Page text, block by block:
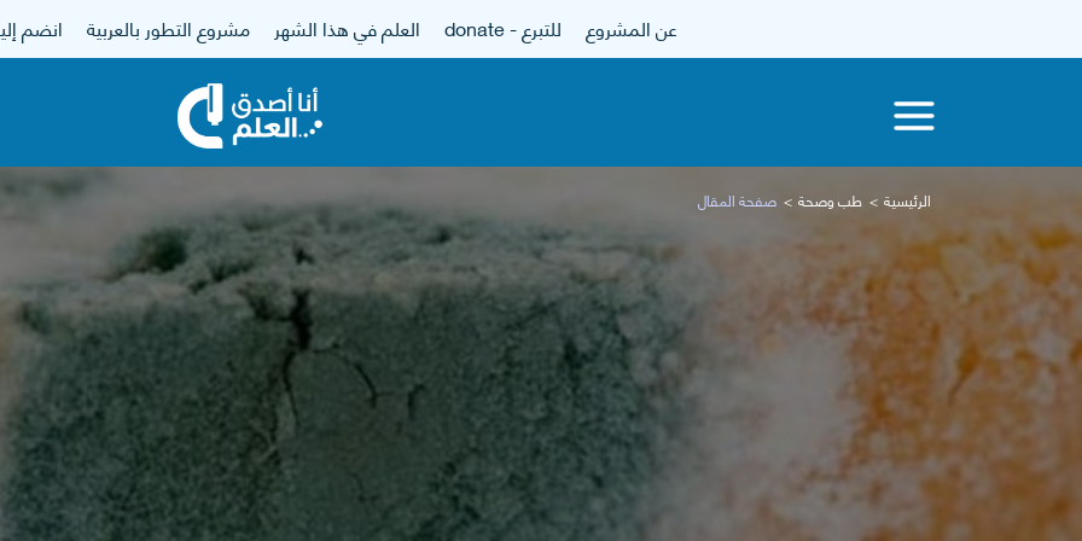
عن المشروع للتبرع - donate العلم في هذا الشهر مشروع التطور بالعربية انضم
الرئيسية طب وصحة صفحة المقال